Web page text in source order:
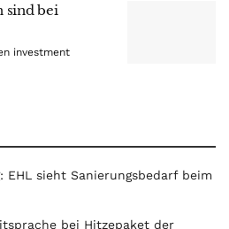
sind bei
investment
EHL sieht Sanierungsbedarf beim
bei Hitzepaket der